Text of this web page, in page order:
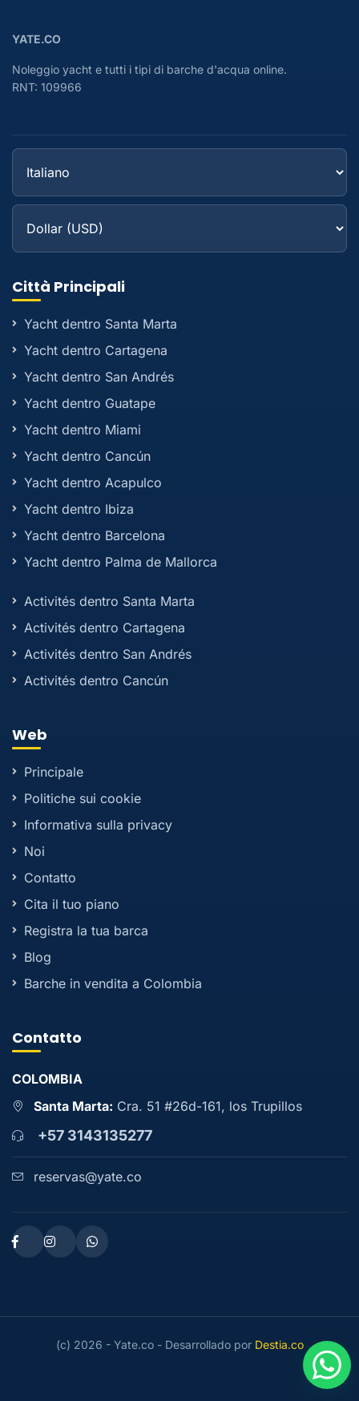
YATE.CO
Noleggio yacht e tutti i tipi di barche d'acqua online.
RNT: 109966
Città Principali
Yacht dentro Santa Marta
Yacht dentro Cartagena
Yacht dentro San Andrés
Yacht dentro Guatape
Yacht dentro Miami
Yacht dentro Cancún
Yacht dentro Acapulco
Yacht dentro Ibiza
Yacht dentro Barcelona
Yacht dentro Palma de Mallorca
Activités dentro Santa Marta
Activités dentro Cartagena
Activités dentro San Andrés
Activités dentro Cancún
Web
Principale
Politiche sui cookie
Informativa sulla privacy
Noi
Contatto
Cita il tuo piano
Registra la tua barca
Blog
Barche in vendita a Colombia
Contatto
COLOMBIA
Santa Marta: Cra. 51 #26d-161, los Trupillos
+57 3143135277
reservas@yate.co
(c) 2026 - Yate.co - Desarrollado por Destia.co